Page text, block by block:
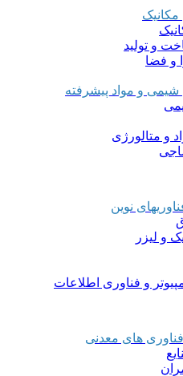
و تولید
و فضا
و مواد پیشرفته
و متالورژی
نوین
و لیزر
و فناوری اطلاعات
های معدنی